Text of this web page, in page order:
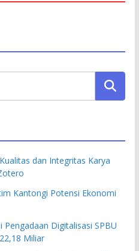
dan Integritas Karya
Kantongi Potensi Ekonomi
Digitalisasi SPBU
Miliar